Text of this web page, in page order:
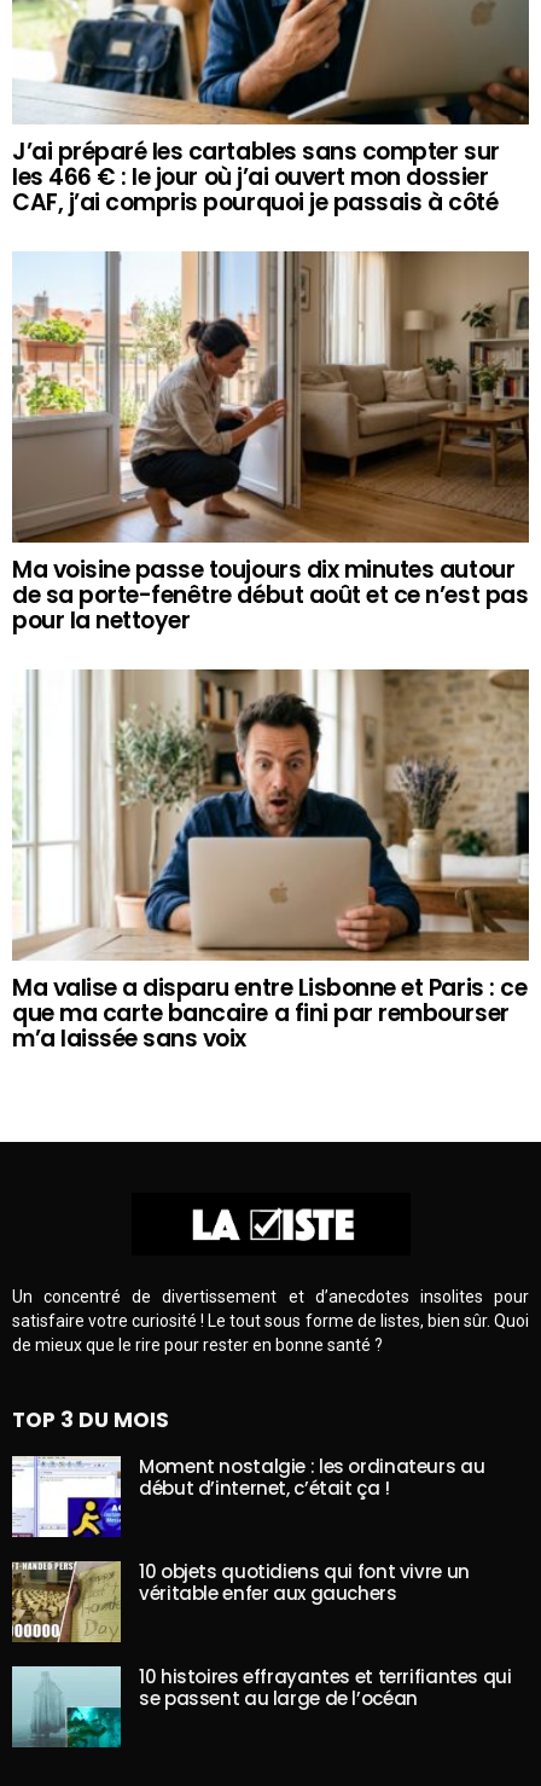
J’ai préparé les cartables sans compter sur
les 466 € : le jour où j’ai ouvert mon dossier
CAF, j’ai compris pourquoi je passais à côté
Ma voisine passe toujours dix minutes autour
de sa porte-fenêtre début août et ce n’est pas
pour la nettoyer
Ma valise a disparu entre Lisbonne et Paris : ce
que ma carte bancaire a fini par rembourser
m’a laissée sans voix
Un concentré de divertissement et d’anecdotes insolites pour
satisfaire votre curiosité ! Le tout sous forme de listes, bien sûr. Quoi
de mieux que le rire pour rester en bonne santé ?
TOP 3 DU MOIS
Moment nostalgie : les ordinateurs au
début d’internet, c’était ça !
10 objets quotidiens qui font vivre un
véritable enfer aux gauchers
10 histoires effrayantes et terrifiantes qui
se passent au large de l’océan